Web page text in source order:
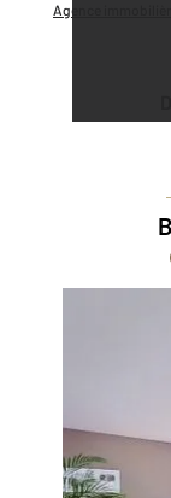
Agence immobilière